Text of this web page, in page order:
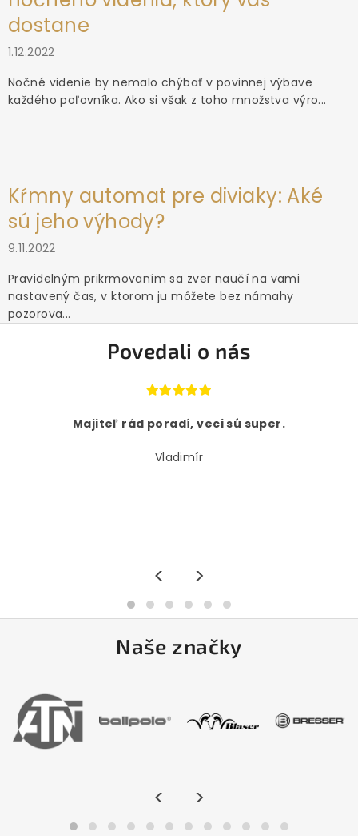
dostane
1.12.2022
Nočné videnie by nemalo chýbať v povinnej výbave
každého poľovníka. Ako si však z toho množstva výro...
Kŕmny automat pre diviaky: Aké
sú jeho výhody?
9.11.2022
Pravidelným prikrmovaním sa zver naučí na vami
nastavený čas, v ktorom ju môžete bez námahy
pozorova...
Povedali o nás
Majiteľ rád poradí, veci sú super.
Vladimír
< >
Naše značky
< >